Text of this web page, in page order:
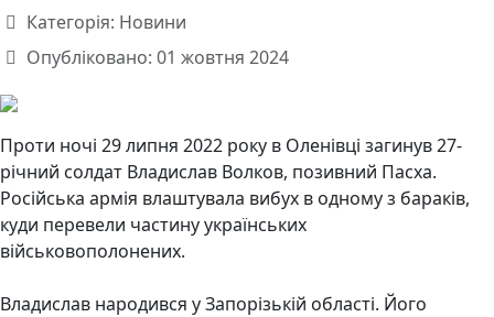
Категорія: Новини
Опубліковано: 01 жовтня 2024
Проти ночі 29 липня 2022 року в Оленівці загинув 27-
річний солдат Владислав Волков, позивний Пасха.
Російська армія влаштувала вибух в одному з бараків,
куди перевели частину українських
військовополонених.
Владислав народився у Запорізькій області. Його